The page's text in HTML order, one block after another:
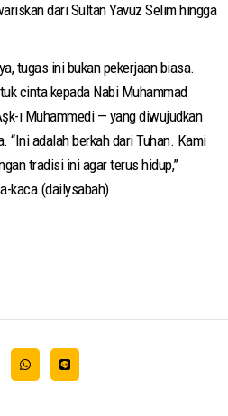
dari Sultan Yavuz Selim hingga
tugas ini bukan pekerjaan biasa.
cinta kepada Nabi Muhammad
ı Muhammedi — yang diwujudkan
“Ini adalah berkah dari Tuhan. Kami
tradisi ini agar terus hidup,”
kaca.(dailysabah)